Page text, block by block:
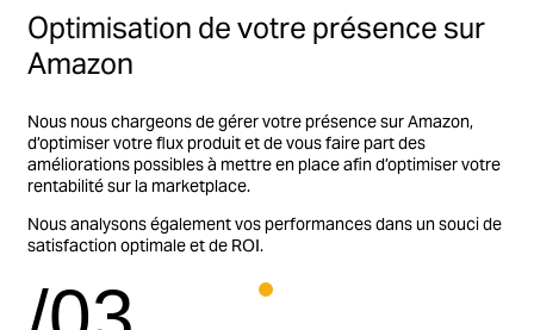
Optimisation de votre présence sur
Amazon
Nous nous chargeons de gérer votre présence sur Amazon,
d’optimiser votre flux produit et de vous faire part des
améliorations possibles à mettre en place afin d’optimiser votre
rentabilité sur la marketplace.
Nous analysons également vos performances dans un souci de
satisfaction optimale et de ROI.